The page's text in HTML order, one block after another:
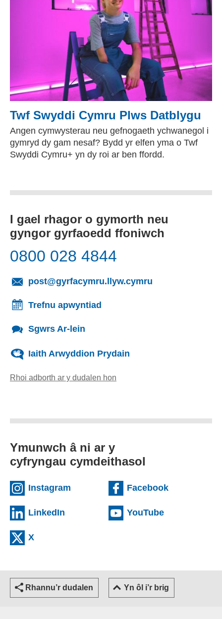
Twf Swyddi Cymru Plws Datblygu
Angen cymwysterau neu gefnogaeth ychwanegol i
gymryd dy gam nesaf? Bydd yr elfen yma o Twf
Swyddi Cymru+ yn dy roi ar ben ffordd.
I gael rhagor o gymorth neu
gyngor gyrfaoedd ffoniwch
0800 028 4844
post@gyrfacymru.llyw.cymru
Trefnu apwyntiad
Sgwrs Ar-lein
Iaith Arwyddion Prydain
Rhoi adborth ar y dudalen hon
Ymunwch â ni ar y
cyfryngau cymdeithasol
Instagram (external websiteCY)
Facebook(external
LinkedIn (external websiteCY)
YouTube(external
X
Rhannu’r dudalen Yn ôl i’r brig